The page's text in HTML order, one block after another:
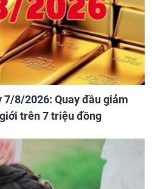
7/8/2026: Quay đầu giảm
trên 7 triệu đồng